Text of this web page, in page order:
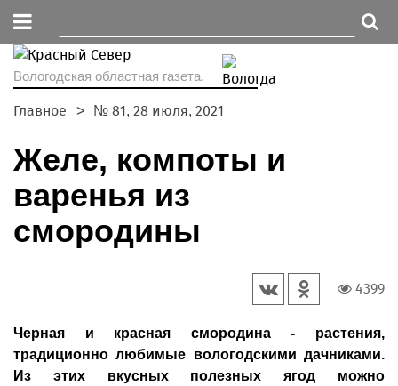
Вологодская областная газета.
Главное № 81, 28 июля, 2021
Желе, компоты и
варенья из
смородины
4399
Черная и красная смородина - растения,
традиционно любимые вологодскими дачниками.
Из этих вкусных полезных ягод можно